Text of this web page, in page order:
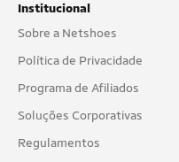
Institucional
Sobre a Netshoes
Política de Privacidade
Programa de Afiliados
Soluções Corporativas
Regulamentos